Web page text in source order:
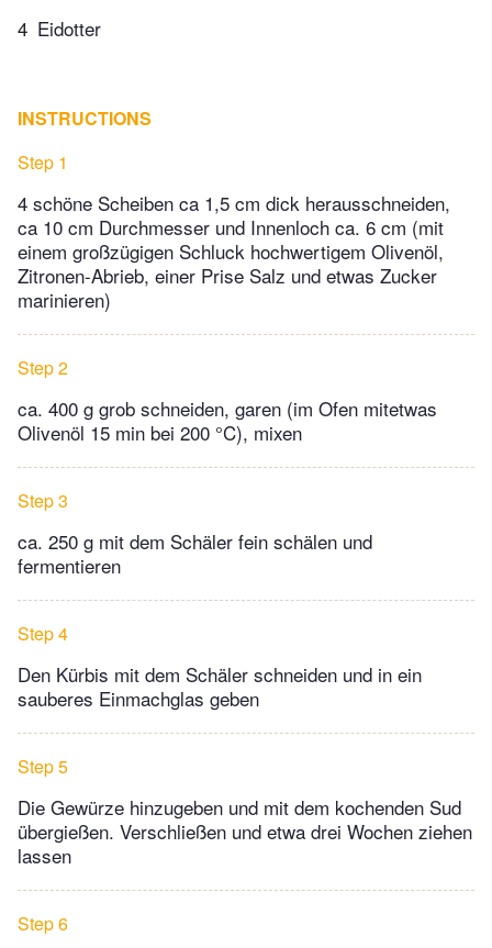
4 Eidotter
INSTRUCTIONS
Step 1
4 schöne Scheiben ca 1,5 cm dick herausschneiden,
ca 10 cm Durchmesser und Innenloch ca. 6 cm (mit
einem großzügigen Schluck hochwertigem Olivenöl,
Zitronen-Abrieb, einer Prise Salz und etwas Zucker
marinieren)
Step 2
ca. 400 g grob schneiden, garen (im Ofen mitetwas
Olivenöl 15 min bei 200 °C), mixen
Step 3
ca. 250 g mit dem Schäler fein schälen und
fermentieren
Step 4
Den Kürbis mit dem Schäler schneiden und in ein
sauberes Einmachglas geben
Step 5
Die Gewürze hinzugeben und mit dem kochenden Sud
übergießen. Verschließen und etwa drei Wochen ziehen
lassen
Step 6